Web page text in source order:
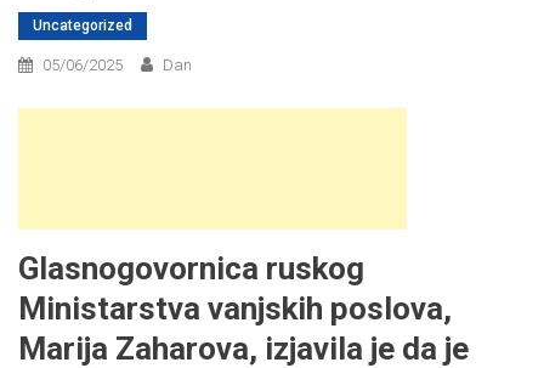
Uncategorized
05/06/2025 Dan
Glasnogovornica ruskog
Ministarstva vanjskih poslova,
Marija Zaharova, izjavila je da je